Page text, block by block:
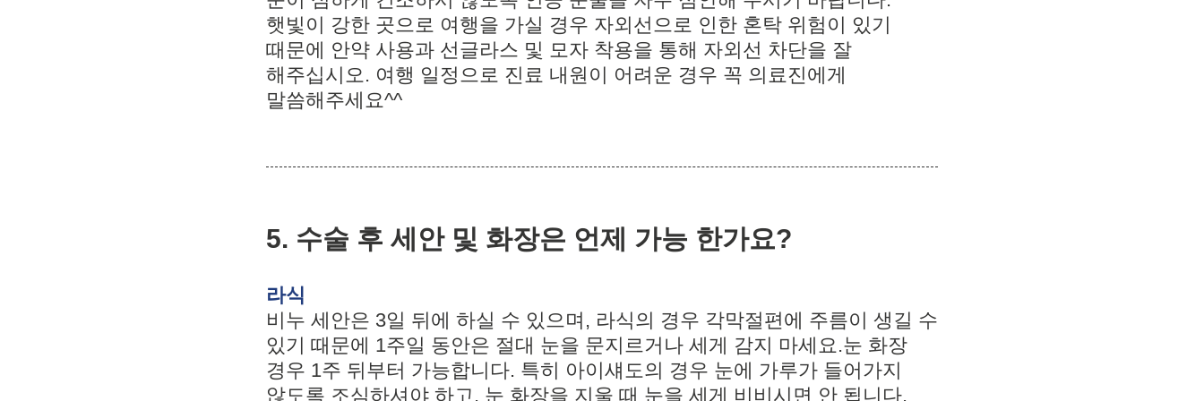
햇빛이 강한 곳으로 여행을 가실 경우 자외선으로 인한 혼탁 위험이 있기
때문에 안약 사용과 선글라스 및 모자 착용을 통해 자외선 차단을 잘
해주십시오. 여행 일정으로 진료 내원이 어려운 경우 꼭 의료진에게
말씀해주세요^^
5. 수술 후 세안 및 화장은 언제 가능 한가요?
라식
비누 세안은 3일 뒤에 하실 수 있으며, 라식의 경우 각막절편에 주름이 생길 수
있기 때문에 1주일 동안은 절대 눈을 문지르거나 세게 감지 마세요.눈 화장
경우 1주 뒤부터 가능합니다. 특히 아이섀도의 경우 눈에 가루가 들어가지
않도록 조심하셔야 하고, 눈 화장을 지울 때 눈을 세게 비비시면 안 됩니다.